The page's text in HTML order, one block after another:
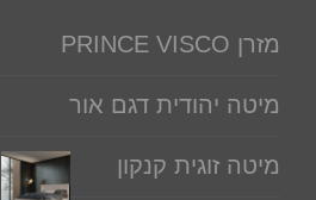
מזרן PRINCE VISCO
מיטה יהודית דגם אור
מיטה זוגית קנקון